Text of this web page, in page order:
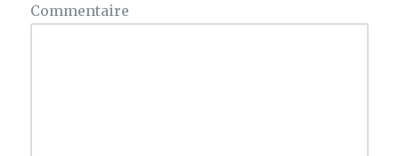
Commentaire